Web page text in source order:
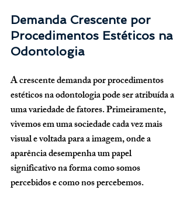
Demanda Crescente por
Procedimentos Estéticos na
Odontologia
A crescente demanda por procedimentos
estéticos na odontologia pode ser atribuída a
uma variedade de fatores. Primeiramente,
vivemos em uma sociedade cada vez mais
visual e voltada para a imagem, onde a
aparência desempenha um papel
significativo na forma como somos
percebidos e como nos percebemos.